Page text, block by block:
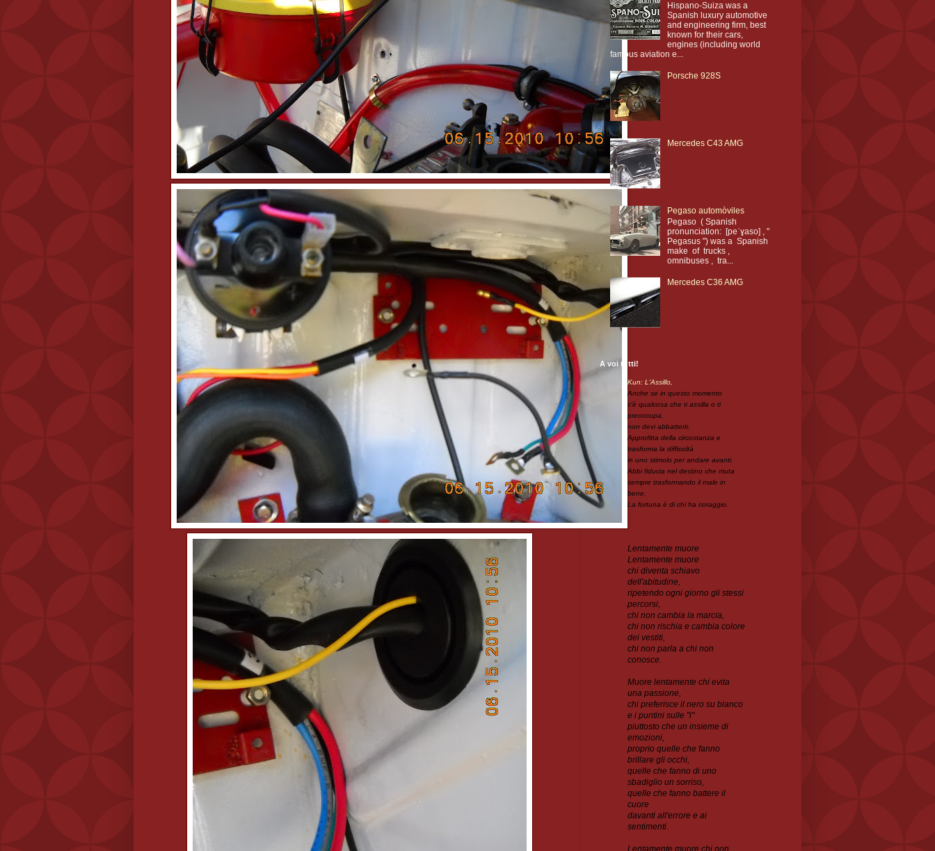
Hispano-Suiza was a
Spanish luxury automotive
and engineering firm, best
known for their cars,
engines (including world
famous aviation e...
Porsche 928S
Mercedes C43 AMG
Pegaso automòviles
Pegaso ( Spanish
pronunciation: [peˈɣaso] , "
Pegasus ") was a Spanish
make of trucks ,
omnibuses , tra...
Mercedes C36 AMG
A voi tutti!
Kun: L'Assillo,
Anche se in questo momento
c'è qualcosa che ti assilla o ti
preoccupa,
non devi abbatterti.
Approfitta della circostanza e
trasforma la difficoltà
in uno stimolo per andare avanti.
Abbi fiducia nel destino che muta
sempre trasformando il male in
bene.
La fortuna è di chi ha coraggio.
Lentamente muore
Lentamente muore
chi diventa schiavo
dell'abitudine,
ripetendo ogni giorno gli stessi
percorsi,
chi non cambia la marcia,
chi non rischia e cambia colore
dei vestiti,
chi non parla a chi non
conosce.
Muore lentamente chi evita
una passione,
chi preferisce il nero su bianco
e i puntini sulle "i"
piuttosto che un insieme di
emozioni,
proprio quelle che fanno
brillare gli occhi,
quelle che fanno di uno
sbadiglio un sorriso,
quelle che fanno battere il
cuore
davanti all'errore e ai
sentimenti.
Lentamente muore chi non